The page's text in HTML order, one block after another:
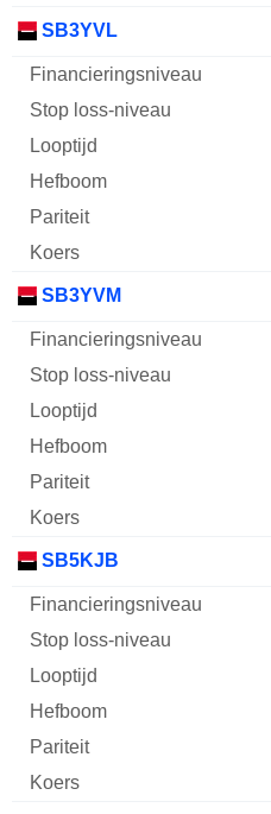
SB3YVL
SB3YVM
SB5KJB